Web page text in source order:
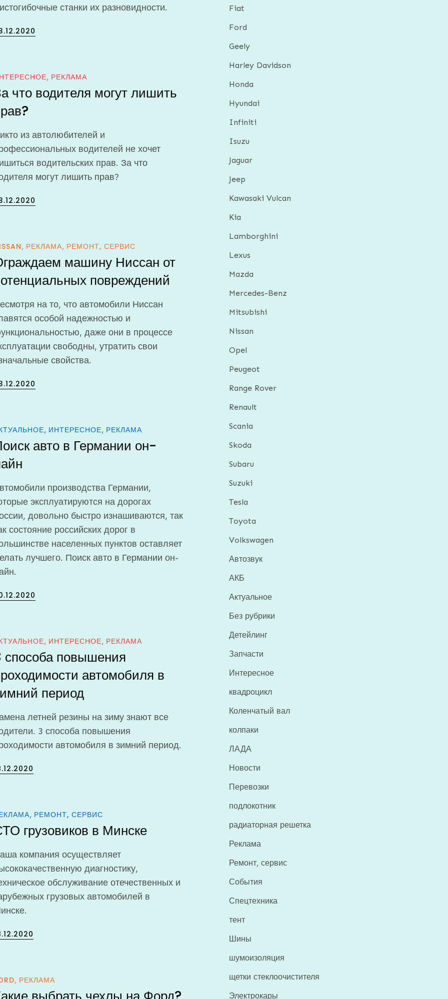
станки их разновидности.
РЕКЛАМА
что водителя могут лишить
из автолюбителей и
водителей не хочет
водительских прав. За что
могут лишить прав?
РЕКЛАМА РЕМОНТ, СЕРВИС
машину Ниссан от
повреждений
на то, что автомобили Ниссан
особой надежностью и
даже они в процессе
свободны, утратить свои
свойства.
ИНТЕРЕСНОЕ РЕКЛАМА
авто в Германии он-
производства Германии,
эксплуатируются на дорогах
довольно быстро изнашиваются, так
состояние российских дорог в
населенных пунктов оставляет
лучшего. Поиск авто в Германии он-
ИНТЕРЕСНОЕ РЕКЛАМА
способа повышения
автомобиля в
период
летней резины на зиму знают все
3 способа повышения
автомобиля в зимний период.
РЕМОНТ, СЕРВИС
грузовиков в Минске
компания осуществляет
диагностику,
обслуживание отечественных и
грузовых автомобилей в
РЕКЛАМА
Fiat
Ford
Geely
Harley Davidson
Honda
Hyundai
Infiniti
Isuzu
Jaguar
Jeep
Kawasaki Vulcan
Kia
Lamborghini
Lexus
Mazda
Mercedes-Benz
Mitsubishi
Nissan
Opel
Peugeot
Range Rover
Renault
Scania
Skoda
Subaru
Suzuki
Tesla
Toyota
Volkswagen
Автозвук
АКБ
Актуальное
Без рубрики
Детейлинг
Запчасти
Интересное
квадроцикл
Коленчатый вал
колпаки
ЛАДА
Новости
Перевозки
подлокотник
радиаторная решетка
Реклама
Ремонт, сервис
События
Спецтехника
тент
Шины
шумоизоляция
щетки стеклоочистителя
Электрокары